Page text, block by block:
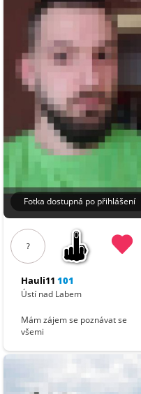
Fotka dostupná po přihlášení
?
Hauli11 101
Ústí nad Labem
Mám zájem se poznávat se
všemi